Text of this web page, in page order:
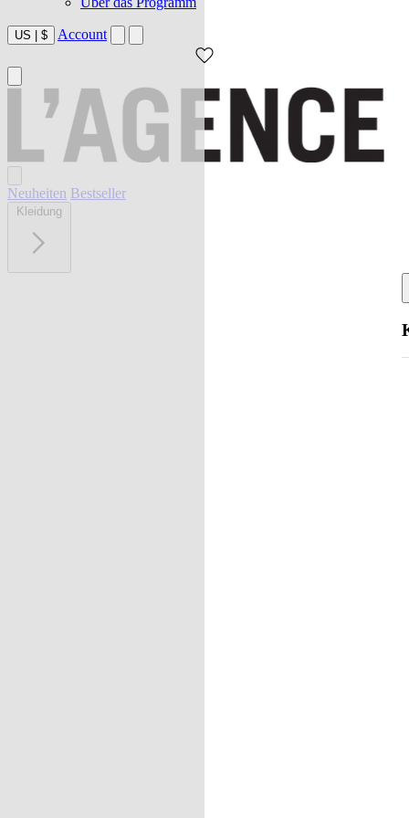
US $ Account
Neuheiten Bestseller
Kleidung